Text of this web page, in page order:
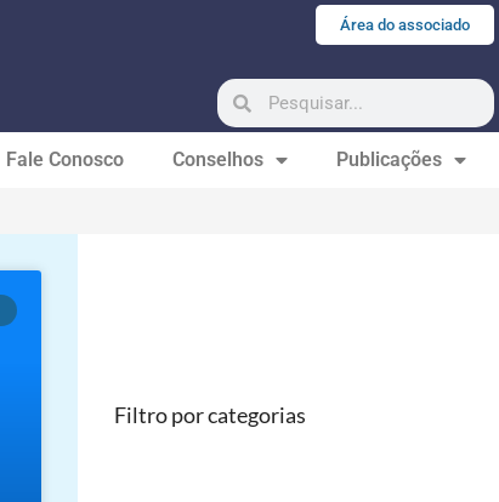
Área do associado
Fale Conosco Conselhos Publicações
Filtro por categorias